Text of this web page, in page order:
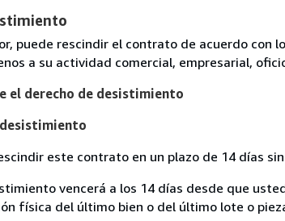
puede rescindir el contrato de acuerdo
a su actividad comercial, empresarial,
el derecho de desistimiento
este contrato en un plazo de 14 días
vencerá a los 14 días desde que
física del último bien o del último lote o